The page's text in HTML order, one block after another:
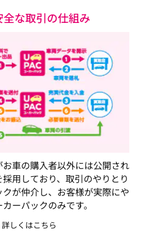
全な取引の仕組み
車の購入者以外には公開され
用しており、取引のやりとり
が仲介し、お客様が実際にや
ーパックのみです。
詳しくはこちら